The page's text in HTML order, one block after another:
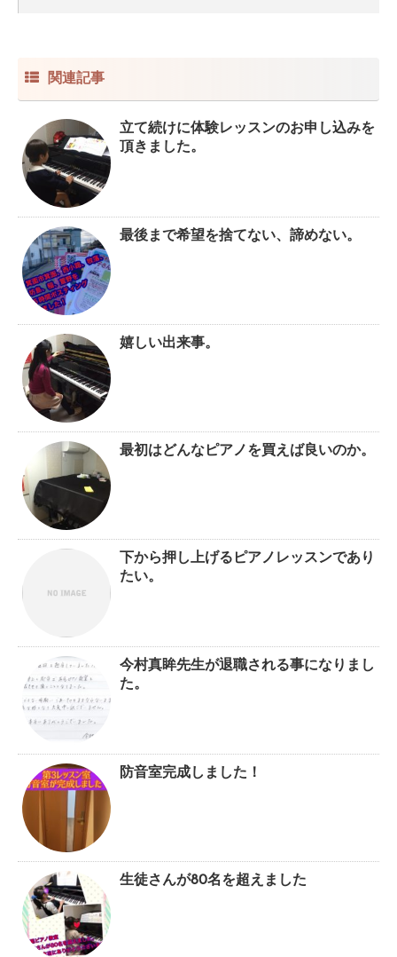
関連記事
立て続けに体験レッスンのお申し込みを
頂きました。
最後まで希望を捨てない、諦めない。
嬉しい出来事。
最初はどんなピアノを買えば良いのか。
下から押し上げるピアノレッスンであり
たい。
今村真眸先生が退職される事になりまし
た。
防音室完成しました！
生徒さんが80名を超えました